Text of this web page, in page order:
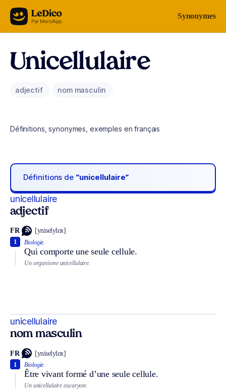
Aller au contenu Synonymes
Unicellulaire
adjectif nom masculin
Définitions, synonymes, exemples en français
Définitions de “unicellulaire“
unicellulaire
adjectif
FR [yniselylɛʀ]
Biologie.
Qui comporte une seule cellule.
1
Un organisme unicellulaire.
unicellulaire
nom masculin
FR [yniselylɛʀ]
Biologie.
Être vivant formé d’une seule cellule.
1
Un unicellulaire eucaryote.